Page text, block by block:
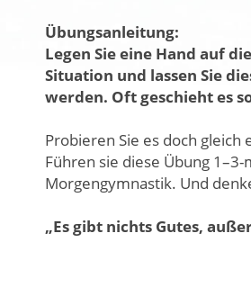
Übungsanleitung:
Legen Sie eine Hand auf
Situation und lassen Sie
werden. Oft geschieht es
Probieren Sie es doch
Führen sie diese Übung
Morgengymnastik. Und
„Es gibt nichts Gutes,